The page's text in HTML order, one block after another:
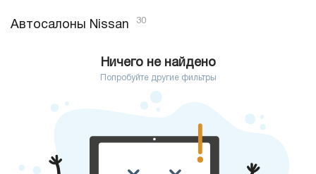
Автосалоны Nissan 30
Ничего не найдено
Попробуйте другие фильтры